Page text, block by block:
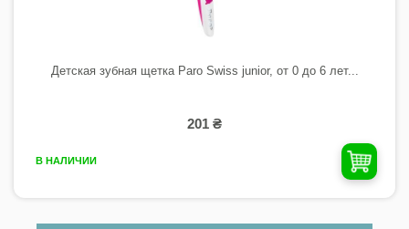
Детская зубная щетка Paro Swiss junior, от 0 до 6 лет...
201 ₴
В НАЛИЧИИ